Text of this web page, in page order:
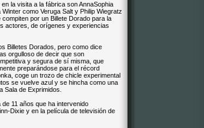
la visita a la fábrica son AnnaSophia
como Veruga Salt y Philip Wiegratz
por un Billete Dorado para la
actores, de orígenes y experiencias
Billetes Dorados, pero como dice
orgulloso de decir que son
y segura de sí misma, que
preparándose para el récord
coge un trozo de chicle experimental
se vuelve azul y se hincha como una
Sala de Exprimidos.
11 años que ha intervenido
Dixie y en la película de televisión de